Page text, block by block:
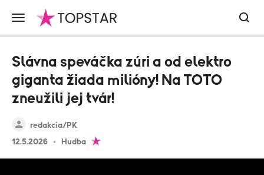
redakcia/PK
12.5.2026
Hudba
Slávna speváčka zúri a od elektro
giganta žiada milióny! Na TOTO
zneužili jej tvár!